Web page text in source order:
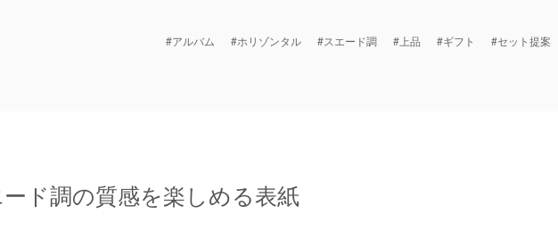
#アルバム #ホリゾンタル #スエード調 #上品 #ギフト #セット提案
ド調の質感を楽しめる表紙